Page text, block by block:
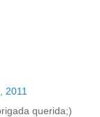
2011
querida;)